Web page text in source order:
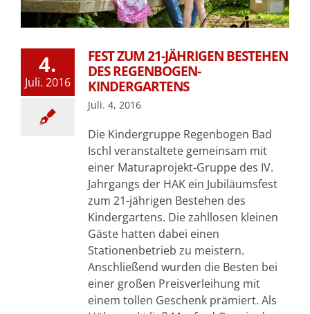
4.
Juli. 2016
FEST ZUM 21-JÄHRIGEN BESTEHEN
DES REGENBOGEN-
KINDERGARTENS
Juli. 4, 2016
Die Kindergruppe Regenbogen Bad
Ischl veranstaltete gemeinsam mit
einer Maturaprojekt-Gruppe des IV.
Jahrgangs der HAK ein Jubiläumsfest
zum 21-jährigen Bestehen des
Kindergartens. Die zahllosen kleinen
Gäste hatten dabei einen
Stationenbetrieb zu meistern.
Anschließend wurden die Besten bei
einer großen Preisverleihung mit
einem tollen Geschenk prämiert. Als